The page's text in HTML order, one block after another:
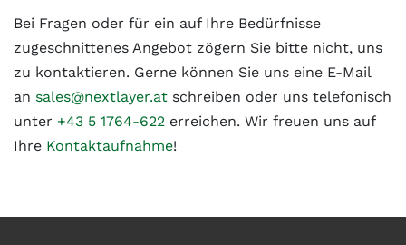
Bei Fragen oder für ein auf Ihre Bedürfnisse
zugeschnittenes Angebot zögern Sie bitte nicht, uns
zu kontaktieren. Gerne können Sie uns eine E-Mail
an sales@nextlayer.at schreiben oder uns telefonisch
unter +43 5 1764-622 erreichen. Wir freuen uns auf
Ihre Kontaktaufnahme!